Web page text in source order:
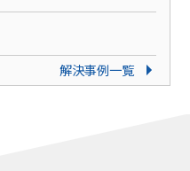
解決事例一覧